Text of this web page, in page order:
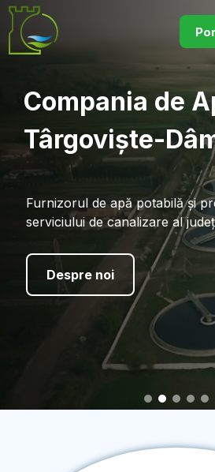
Compania de
Târgoviște-
Furnizorul de apă potabilă și
serviciului de canalizare al
Despre noi